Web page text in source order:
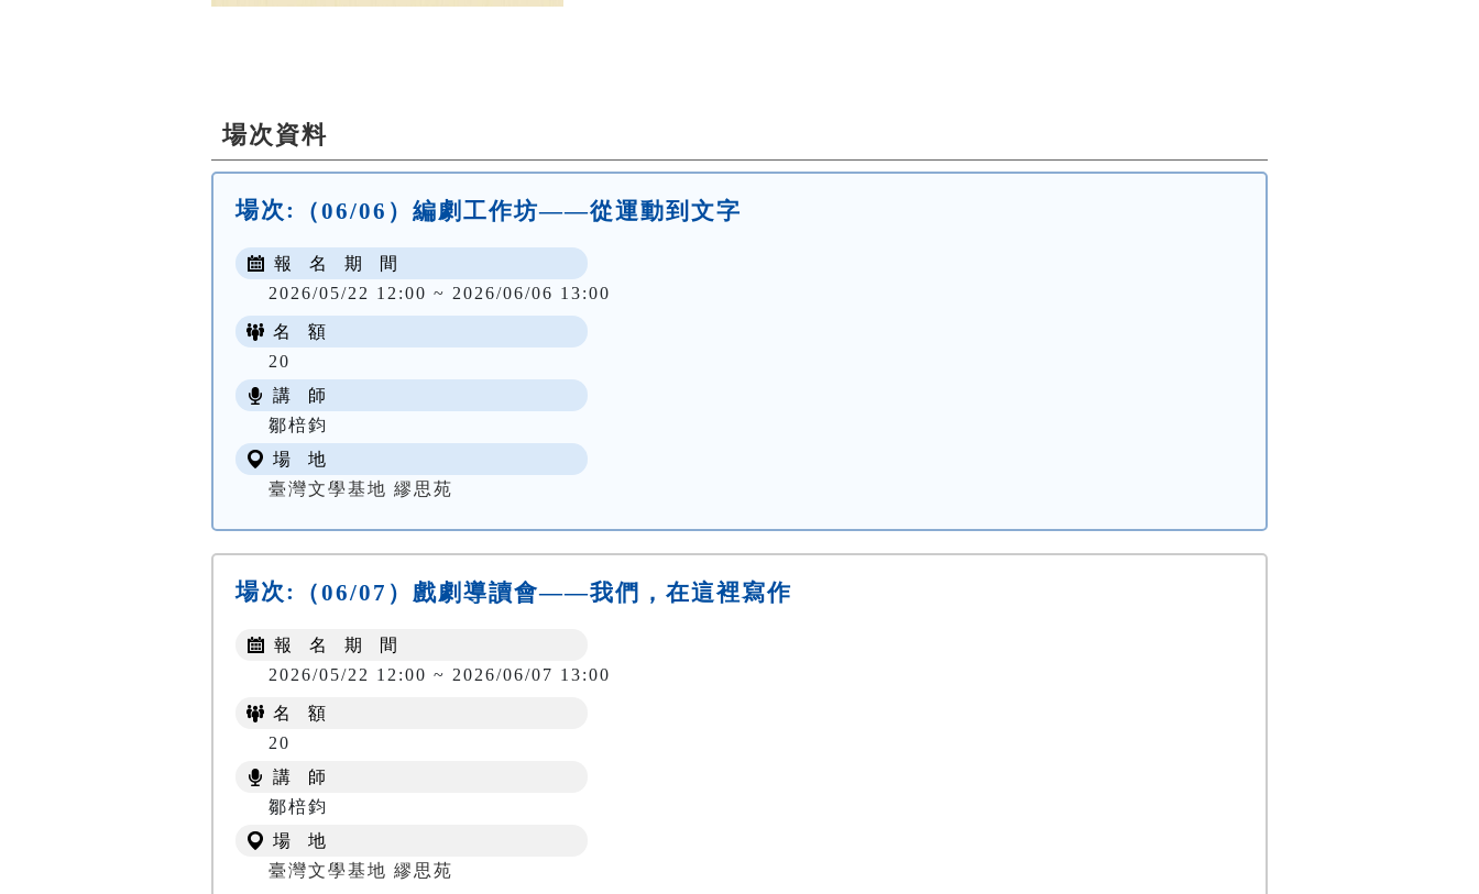
場次資料
場次: （06/06）編劇工作坊——從運動到文字
報 名 期 間
2026/05/22 12:00 ~ 2026/06/06 13:00
名 額
20
講 師
鄒棓鈞
場 地
臺灣文學基地 繆思苑
場次: （06/07）戲劇導讀會——我們，在這裡寫作
報 名 期 間
2026/05/22 12:00 ~ 2026/06/07 13:00
名 額
20
講 師
鄒棓鈞
場 地
臺灣文學基地 繆思苑